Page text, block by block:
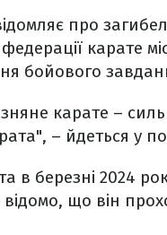
про
карате
бойового
карате –
– йдеться у
в березні 2024
що він